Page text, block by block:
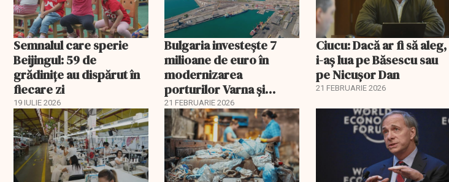
Semnalul care sperie
Beijingul: 59 de
grădinițe au dispărut în
fiecare zi
19 IULIE 2026
Bulgaria investește 7
milioane de euro în
modernizarea
porturilor Varna și
Burgas
21 FEBRUARIE 2026
Ciucu: Dacă ar fi să aleg,
i-aș lua pe Băsescu sau
pe Nicușor Dan
21 FEBRUARIE 2026